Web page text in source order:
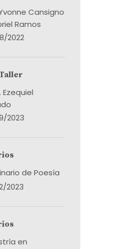
Cansigno
Ramos
2022
Ezequiel
2023
de Poesía
2023
en